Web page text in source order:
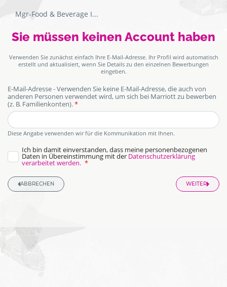
Mgr-Food & Beverage I...
Bewerbungsformular
Authentifizierungsbildschirm.
Sie müssen keinen Account haben
Verwenden Sie zunächst einfach Ihre E-Mail-Adresse. Ihr Profil wird automatisch
erstellt und aktualisiert, wenn Sie Details zu den einzelnen Bewerbungen
eingeben.
E-Mail-Adresse - Verwenden Sie keine E-Mail-Adresse, die auch von
anderen Personen verwendet wird, um sich bei Marriott zu bewerben
(z. B. Familienkonten).
honeypot
Diese Angabe verwenden wir für die Kommunikation mit Ihnen.
Ich bin damit einverstanden, dass meine personenbezogenen
Daten in Übereinstimmung mit der Datenschutzerklärung
verarbeitet werden.
ABBRECHEN WEITER